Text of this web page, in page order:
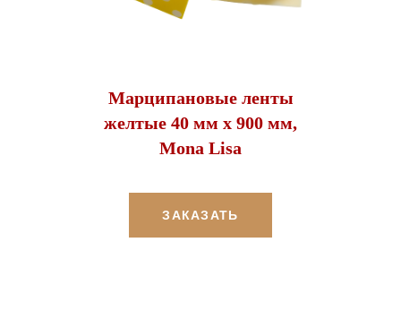
Марципановые ленты
желтые 40 мм х 900 мм,
Mona Lisa
ЗАКАЗАТЬ